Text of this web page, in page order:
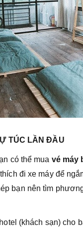
TÚC LẦN ĐẦU
có thể mua vé máy
đi xe máy để
bạn nên tìm
(khách sạn) cho